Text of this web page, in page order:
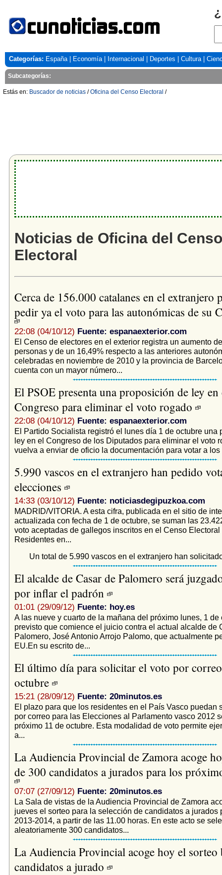
Categorías: España| Economía| Internacional Deportes Cultura|
Subcategorías:
Estás en: Buscador de noticias /Oficina del Censo Electoral /
Noticias de Oficina del Censo
Electoral
Cerca de 156.000 catalanes en el extranjero
pedir ya el voto para las autonómicas de su
22:08 (04/10/12) Fuente: espanaexterior.com
El Censo de electores en el exterior registra un aumento
personas y de un 16,49% respecto a las anteriores
celebradas en noviembre de 2010 y la provincia de
cuenta con un mayor número...
El PSOE presenta una proposición de ley en
Congreso para eliminar el voto rogado
22:08 (04/10/12) Fuente: espanaexterior.com
El Partido Socialista registró el lunes día 1 de octubre una
ley en el Congreso de los Diputados para eliminar el voto
vuelva a enviar de oficio la documentación para votar a los
5.990 vascos en el extranjero han pedido
elecciones
14:33 (03/10/12) Fuente: noticiasdegipuzkoa.com
MADRID/VITORIA. A esta cifra, publicada en el sitio de
actualizada con fecha de 1 de octubre, se suman las
voto aceptadas de gallegos inscritos en el Censo
Residentes en...
Un total de 5.990 vascos en el extranjero han
El alcalde de Casar de Palomero será
por inflar el padrón
01:01 (29/09/12) Fuente: hoy.es
A las nueve y cuarto de la mañana del próximo lunes, 1 de
previsto que comience el juicio contra el actual alcalde de
Palomero, José Antonio Arrojo Palomo, que actualmente
EU.En su escrito de...
El último día para solicitar el voto por
octubre
15:21 (28/09/12) Fuente: 20minutos.es
El plazo para que los residentes en el País Vasco puedan
por correo para las Elecciones al Parlamento vasco 2012
próximo 11 de octubre. Esta modalidad de voto permite
a...
La Audiencia Provincial de Zamora acoge
de 300 candidatos a jurados para los
07:07 (27/09/12) Fuente: 20minutos.es
La Sala de vistas de la Audiencia Provincial de Zamora
jueves el sorteo para la selección de candidatos a jurados
2013-2014, a partir de las 11.00 horas. En este acto se
aleatoriamente 300 candidatos...
La Audiencia Provincial acoge hoy el sorteo
candidatos a jurado